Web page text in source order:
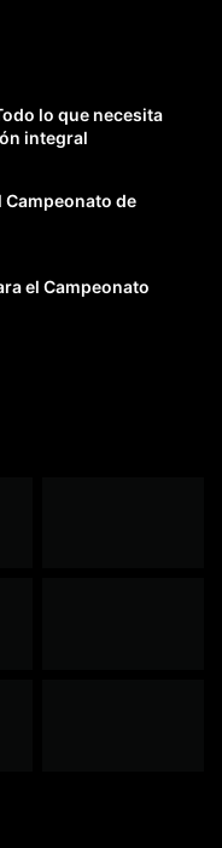
lo que necesita
integral
de
el Campeonato